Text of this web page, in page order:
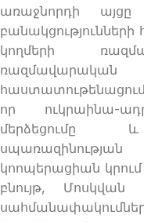
առաջնորդի
կողմերի
որ ուկրաինա-
մերձեցումը և
կոոպերացիան
բնույթ,